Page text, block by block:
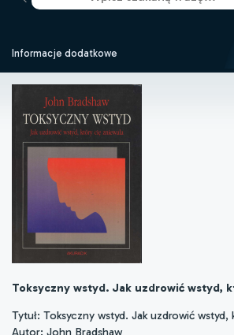
Informacje dodatkowe
Toksyczny wstyd. Jak uzdrowić wstyd,
Tytuł: Toksyczny wstyd. Jak uzdrowić
Autor: John Bradshaw